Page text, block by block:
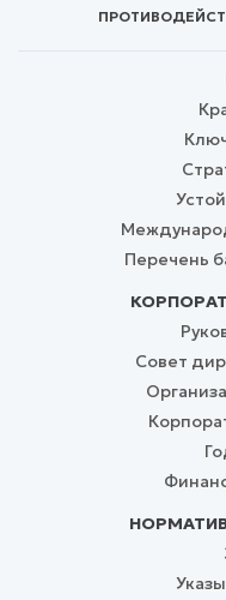
Перечень
Совет